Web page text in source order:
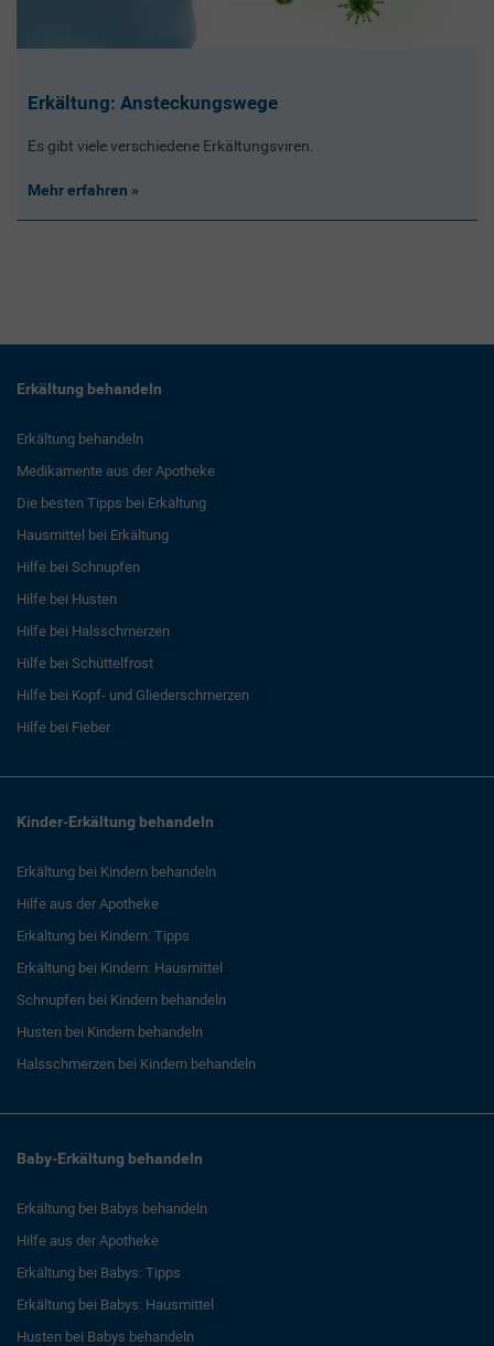
Erkältung: Ansteckungswege
Es gibt viele verschiedene Erkältungsviren.
Mehr erfahren
Erkältung behandeln
Erkältung behandeln
Medikamente aus der Apotheke
Die besten Tipps bei Erkältung
Hausmittel bei Erkältung
Hilfe bei Schnupfen
Hilfe bei Husten
Hilfe bei Halsschmerzen
Hilfe bei Schüttelfrost
Hilfe bei Kopf- und Gliederschmerzen
Hilfe bei Fieber
Kinder-Erkältung behandeln
Erkältung bei Kindern behandeln
Hilfe aus der Apotheke
Erkältung bei Kindern: Tipps
Erkältung bei Kindern: Hausmittel
Schnupfen bei Kindern behandeln
Husten bei Kindern behandeln
Halsschmerzen bei Kindern behandeln
Baby-Erkältung behandeln
Erkältung bei Babys behandeln
Hilfe aus der Apotheke
Erkältung bei Babys: Tipps
Erkältung bei Babys: Hausmittel
Husten bei Babys behandeln